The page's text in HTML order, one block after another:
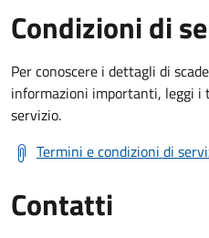
Condizioni di
Per conoscere i dettagli di
informazioni importanti, leggi i
servizio.
Termini e condizioni di
Contatti